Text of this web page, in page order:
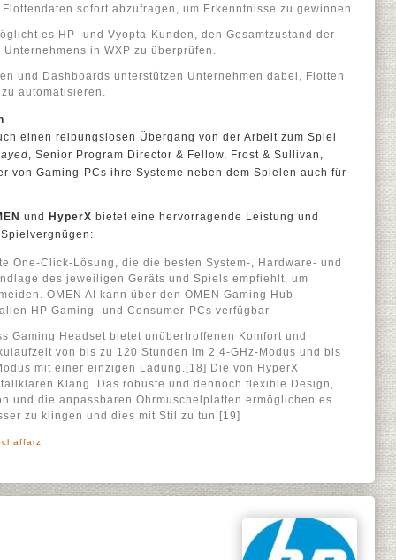
sofort abzufragen, um Erkenntnisse zu gewinnen.
es HP- und Vyopta-Kunden, den Gesamtzustand der
in WXP zu überprüfen.
und Dashboards unterstützen Unternehmen dabei, Flotten
automatisieren.
einen reibungslosen Übergang von der Arbeit zum Spiel
, Senior Program Director & Fellow, Frost & Sullivan,
von Gaming-PCs ihre Systeme neben dem Spielen auch für
und HyperX bietet eine hervorragende Leistung und
One-Click-Lösung, die die besten System-, Hardware- und
des jeweiligen Geräts und Spiels empfiehlt, um
OMEN AI kann über den OMEN Gaming Hub
HP Gaming- und Consumer-PCs verfügbar.
Gaming Headset bietet unübertroffenen Komfort und
von bis zu 120 Stunden im 2,4-GHz-Modus und bis
mit einer einzigen Ladung.[18] Die von HyperX
Klang. Das robuste und dennoch flexible Design,
und die anpassbaren Ohrmuschelplatten ermöglichen es
zu klingen und dies mit Stil zu tun.[19]